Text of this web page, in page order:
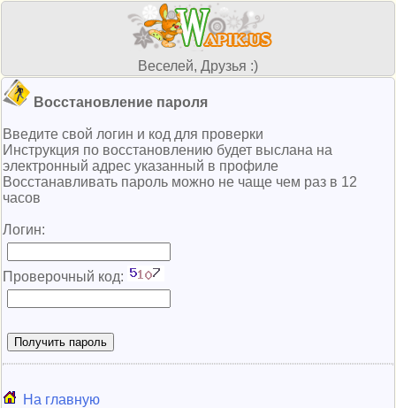
Веселей, Друзья :)
Восстановление пароля
Введите свой логин и код для проверки
Инструкция по восстановлению будет выслана на
электронный адрес указанный в профиле
Восстанавливать пароль можно не чаще чем раз в 12
часов
Логин:
Проверочный код:
На главную